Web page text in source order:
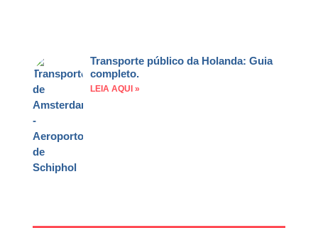
Transporte público da Holanda: Guia
completo.
LEIA AQUI »